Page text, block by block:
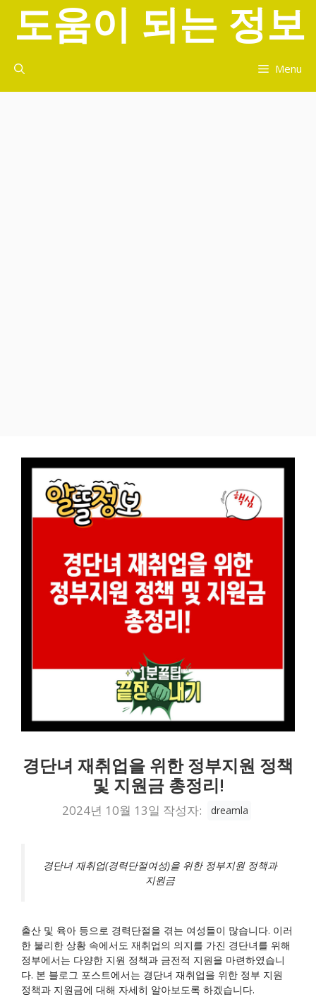
너
도움이 되는 정보
Menu
경단녀 재취업을 위한 정부지원 정책
및 지원금 총정리!
2024년 10월 13일 작성자: dreamla
경단녀 재취업(경력단절여성)을 위한 정부지원 정책과
지원금
출산 및 육아 등으로 경력단절을 겪는 여성들이 많습니다. 이러
한 불리한 상황 속에서도 재취업의 의지를 가진 경단녀를 위해
정부에서는 다양한 지원 정책과 금전적 지원을 마련하였습니
다. 본 블로그 포스트에서는 경단녀 재취업을 위한 정부 지원
정책과 지원금에 대해 자세히 알아보도록 하겠습니다.